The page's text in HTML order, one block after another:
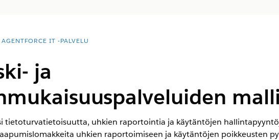
AGENTFORCE IT -PALVELU
ja
tietoturvatietoisuutta, uhkien raportointia ja käytäntöjen
uhkien raportoimiseen ja käytäntöjen poikkeusten